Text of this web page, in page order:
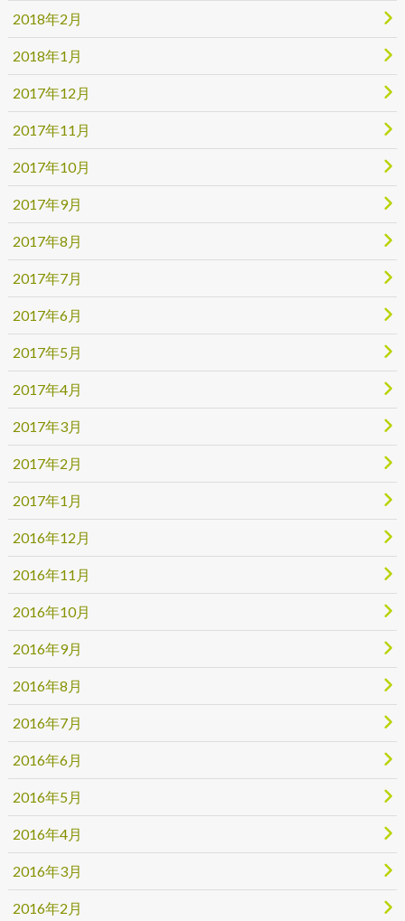
2018年2月
2018年1月
2017年12月
2017年11月
2017年10月
2017年9月
2017年8月
2017年7月
2017年6月
2017年5月
2017年4月
2017年3月
2017年2月
2017年1月
2016年12月
2016年11月
2016年10月
2016年9月
2016年8月
2016年7月
2016年6月
2016年5月
2016年4月
2016年3月
2016年2月